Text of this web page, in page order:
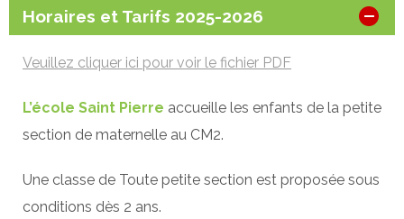
Horaires et Tarifs 2025-2026
Veuillez cliquer ici pour voir le fichier PDF
L’école Saint Pierre accueille les enfants de la petite
section de maternelle au CM2.
Une classe de Toute petite section est proposée sous
conditions dès 2 ans.